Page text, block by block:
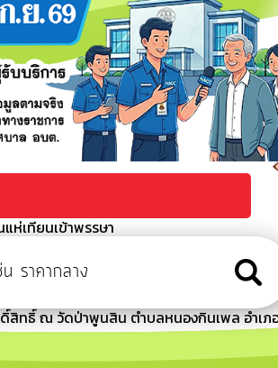
ห่เทียนเข้าพรรษา
งที่ 2
ลสวดพระอภิธรรมเพื่ออุทิศถวายแด่สมเด็จ
ชร
ณะและแนวสายไฟฟ้า
สิทธิ์ ณ วัดป่าพูนสิน ตำบลหนองกินเพล อำเภ